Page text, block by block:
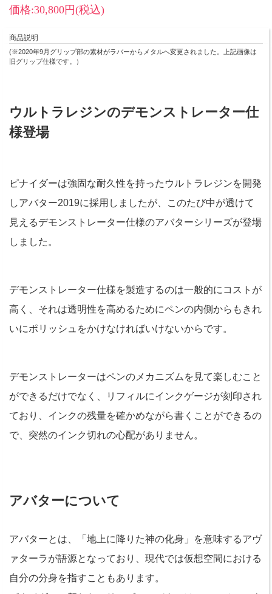
価格:30,800円(税込)
商品説明
(※2020年9月グリップ部の素材がラバーからメタルへ変更されました。上記画像は
旧グリップ仕様です。）
ウルトラレジンのデモンストレーター仕
様登場
ピナイダーは強固な耐久性を持ったウルトラレジンを開発
しアバター2019に採用しましたが、このたび中が透けて
見えるデモンストレーター仕様のアバターシリーズが登場
しました。
デモンストレーター仕様を製造するのは一般的にコストが
高く、それは透明性を高めるためにペンの内側からもきれ
いにポリッシュをかけなければいけないからです。
デモンストレーターはペンのメカニズムを見て楽しむこと
ができるだけでなく、リフィルにインクゲージが刻印され
ており、インクの残量を確かめながら書くことができるの
で、突然のインク切れの心配がありません。
アバターについて
アバターとは、「地上に降りた神の化身」を意味するアヴ
ァターラが語源となっており、現代では仮想空間における
自分の分身を指すこともあります。